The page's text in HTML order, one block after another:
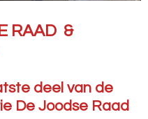
RAAD &
deel van de
De Joodse Raad